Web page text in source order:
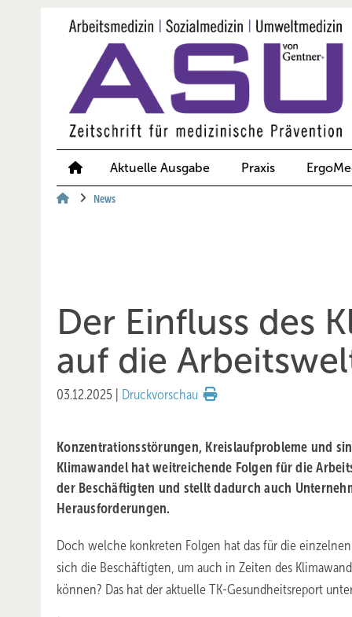
Aktuelle Ausgabe Praxis
News
Der Einfluss des
auf die
03.12.2025 Druckvorschau
Konzentrationsstörungen, Kreislaufprobleme und
Klimawandel hat weitreichende Folgen für die
der Beschäftigten und stellt dadurch auch
Herausforderungen.
Doch welche konkreten Folgen hat das für die
sich die Beschäftigten, um auch in Zeiten des
können? Das hat der aktuelle TK-Gesundheitsreport